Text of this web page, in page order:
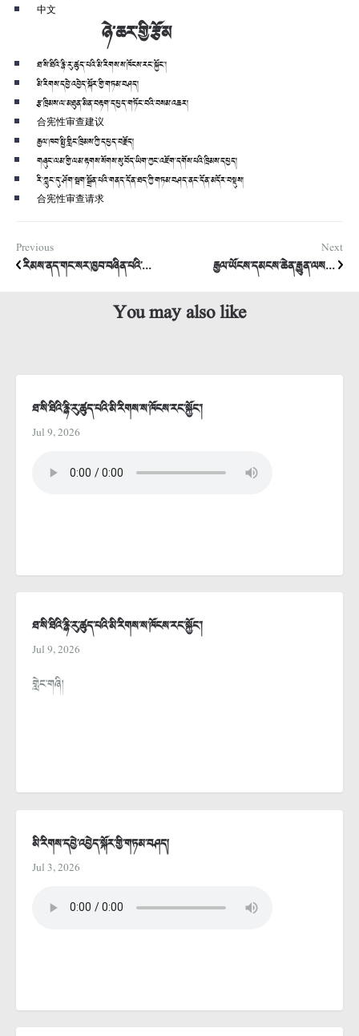
中文
ཉེ་ཆར་གྱི་རྩོམ
ཐ་སི་ཐིའི་རྙི་རུ་ཚུད་པའི་མི་རིགས་ས་ཁོངས་རང་སྐྱོང་།
མི་རིགས་དབྱེ་འབྱེད་སྐོར་གྱི་གཏམ་བཤད།
རྩ་ཁྲིམས་ལ་མཐུན་མིན་བརྟག་དཔྱད་གཏོང་བའི་བསམ་འཆར།
合宪性审查建议
རྒྱལ་ཁབ་སྤྱི་གླིང་ཁྲིམས་ཀྱི་དཔྱད་བརྗོད།
གཞུང་ལམ་གྱི་ལམ་རྟགས་སོགས་སུ་བོད་ཡིག་ཀྱང་འཇོག་དགོས་པའི་ཁྲིམས་དཔྱད།
རི་ཀླུང་དུ་ཤོག་སྦག་སྒྲོན་པའི་གནད་དོན་ཐད་ཀྱི་གཏམ་བཤད་ནང་དོན་མདོར་བསྡུས།
合宪性审查请求
Previous
རིམས་ནད་གང་སར་ཁྱབ་བཞིན་པའི་...
Next
རྒྱལ་ཡོངས་དམངས་ཆེན་རྒྱུན་ལས...
You may also like
ཐ་སི་ཐིའི་རྙི་རུ་ཚུད་པའི་མི་རིགས་ས་ཁོངས་རང་སྐྱོང་།
Jul 9, 2026
ཐ་སི་ཐིའི་རྙི་རུ་ཚུད་པའི་མི་རིགས་ས་ཁོངས་རང་སྐྱོང་།
Jul 9, 2026
གླེང་གཞི།
མི་རིགས་དབྱེ་འབྱེད་སྐོར་གྱི་གཏམ་བཤད།
Jul 3, 2026